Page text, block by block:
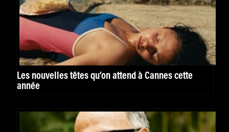
Les nouvelles têtes qu’on attend à Cannes cette
année